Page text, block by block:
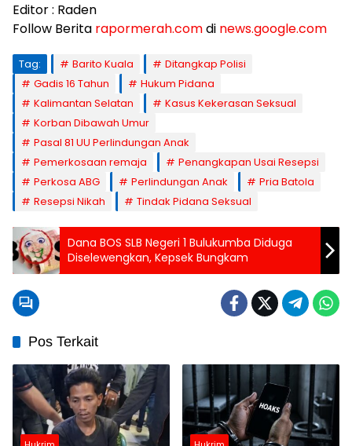
Editor : Raden
Follow Berita rapormerah.comdi news.google.com
Tag: Barito Kuala
Ditangkap Polisi
Gadis 16 Tahun
Hukum Pidana
Kalimantan Selatan
Kasus Kekerasan Seksual
Korban Dibawah Umur
Pasal 81 UU Perlindungan Anak
Pemerkosaan remaja
Penangkapan Usai Resepsi
Perkosa ABG
Perlindungan Anak
Pria Batola
Resepsi Nikah
Tindak Pidana Seksual
Dana BOS SLB Negeri 1 Bulukumba Diduga
Diselewengkan, Kepsek Bungkam
Pos Terkait